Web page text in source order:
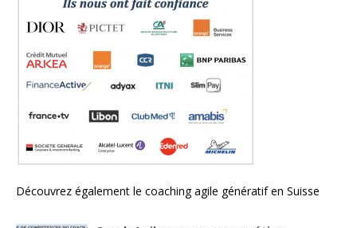
Découvrez également le coaching agile génératif en Suisse